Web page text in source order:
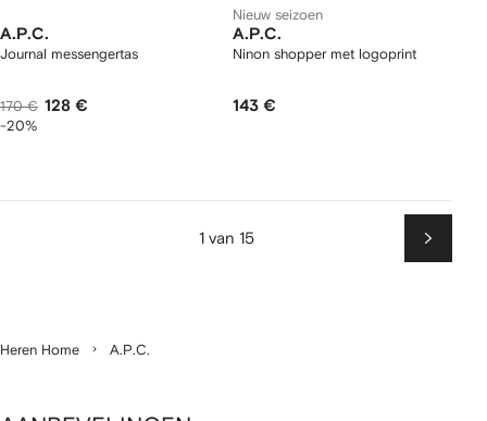
A.P.C.
Journal messengertas
170 € 128 €
-20%
Nieuw seizoen
A.P.C.
Ninon shopper met logoprint
143 €
1 van 15
Heren Home A.P.C.